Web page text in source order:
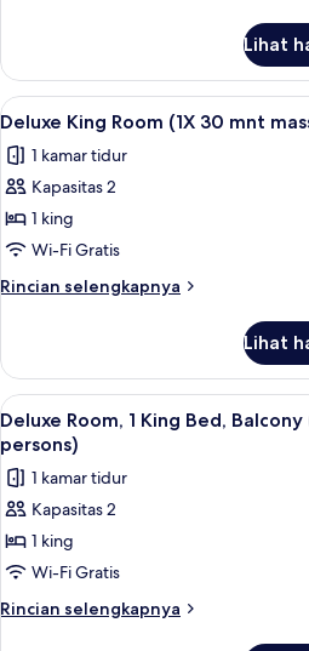
Deluxe
King
Room
Lihat
Lihat
semua
foto
untuk
Deluxe
King
Room
(1X
mnt
massage
for
2
persons)
4
Deluxe King Room (1X 30 mnt
1 kamar tidur
Kapasitas 2
1 king
Wi-Fi Gratis
Rincian selengkapnya
Rincian
Deluxe
King
Room
(1X
30
mnt
massage
2
persons)
Lihat
Lihat
semua
foto
untuk
Deluxe
Room,
1
King
6
Deluxe Room, 1 King Bed,
persons)
1 kamar tidur
Kapasitas 2
1 king
Wi-Fi Gratis
Rincian selengkapnya
Rincian